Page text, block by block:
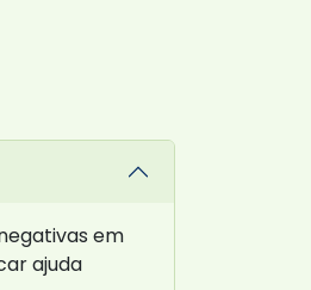
em
ajuda